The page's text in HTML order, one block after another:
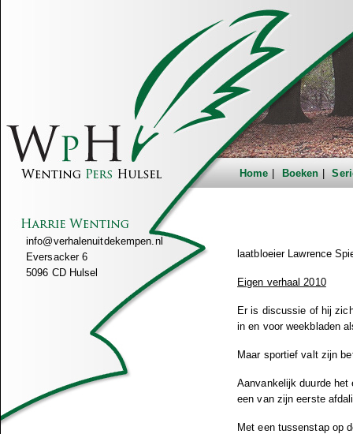
Home Boeken
info@verhalenuitdekempen.nl
Eversacker 6
5096 CD Hulsel
laatbloeier Lawrence
Eigen verhaal 2010
Er is discussie of hij
in en voor weekbladen
Maar sportief valt zijn
Aanvankelijk duurde het
een van zijn eerste
Met een tussenstap op